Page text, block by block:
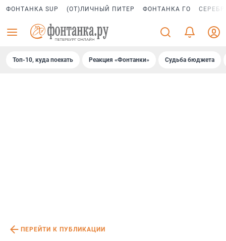
ФОНТАНКА SUP (ОТ)ЛИЧНЫЙ ПИТЕР ФОНТАНКА ГО
Топ-10, куда поехать Реакция «Фонтанки» Судьба бюджета
ПЕРЕЙТИ К ПУБЛИКАЦИИ